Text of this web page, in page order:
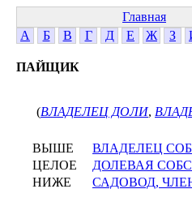
Главная
А
Б В Г Д Е Ж З
ПАЙЩИК
(ВЛАДЕЛЕЦ ДОЛИ,
ВЫШЕ
ВЛАДЕЛЕЦ
ЦЕЛОЕ
ДОЛЕВАЯ
НИЖЕ
САДОВОД,